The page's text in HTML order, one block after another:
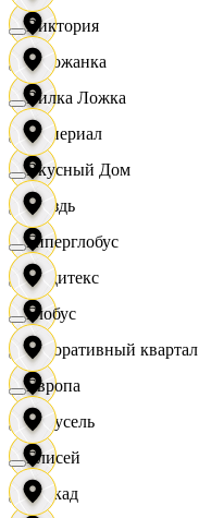
Горожанка
Империал
Гроздь
Индитекс
Декоративный квартал
Карусель
Каскад
Виктория
Вилка Ложка
Вкусный Дом
Гиперглобус
Глобус
Европа
Елисей